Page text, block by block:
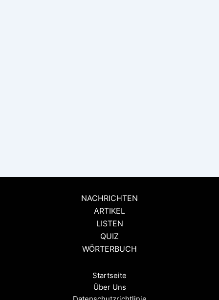
NACHRICHTEN
ARTIKEL
LISTEN
QUIZ
WÖRTERBUCH
Startseite
Über Uns